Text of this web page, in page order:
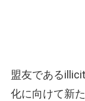
盟友である
化に向けて新